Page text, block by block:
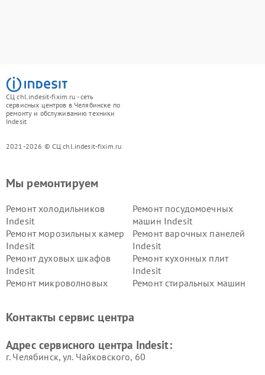
СЦ chl.indesit-fixim.ru - сеть
сервисных центров в Челябинске по
ремонту и обслуживанию техники
Indesit
2021-2026 © СЦ chl.indesit-fixim.ru
Мы ремонтируем
Ремонт холодильников
Indesit
Ремонт посудомоечных
машин Indesit
Ремонт морозильных камер
Indesit
Ремонт варочных панелей
Indesit
Ремонт духовых шкафов
Indesit
Ремонт кухонных плит
Indesit
Ремонт микроволновых
Ремонт стиральных машин
Indesit
Indesit
Контакты сервис центра
Адрес сервисного центра Indesit:
г. Челябинск, ул. Чайковского, 60